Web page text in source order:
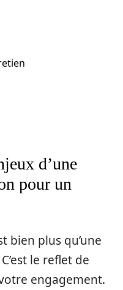
d’une
pour un
bien plus qu’une
le reflet de
engagement.